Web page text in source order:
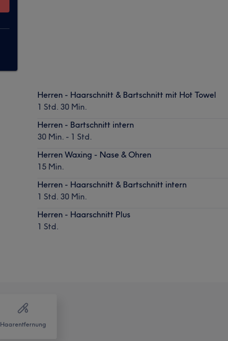
Herren - Haarschnitt & Bartschnitt mit Hot Towel
1 Std. 30 Min.
Herren - Bartschnitt intern
30 Min. - 1 Std.
Herren Waxing - Nase & Ohren
15 Min.
Herren - Haarschnitt & Bartschnitt intern
1 Std. 30 Min.
Herren - Haarschnitt Plus
1 Std.
Haarentfernung